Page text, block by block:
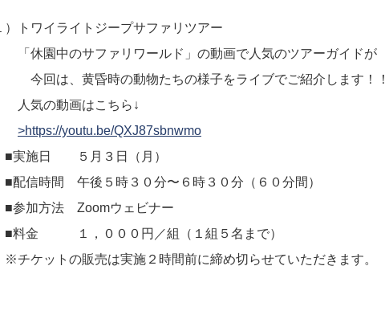
）トワイライトジープサファリツアー
園中のサファリワールド」の動画で人気のツアーガイドが
は、黄昏時の動物たちの様子をライブでご紹介します！！
の動画はこちら↓
>https://youtu.be/QXJ87sbnwmo
施日 ５月３日（月）
信時間 午後５時３０分〜６時３０分（６０分間）
加方法 Zoomウェビナー
金 １，０００円／組（１組５名まで）
ケットの販売は実施２時間前に締め切らせていただきます。